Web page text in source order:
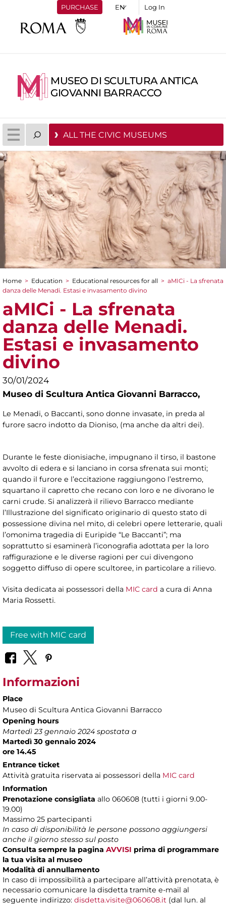
PURCHASE Log In
MUSEO DI SCULTURA ANTICA
GIOVANNI BARRACCO
ALL THE CIVIC MUSEUMS
You are here
Home > Education > Educational resources for all > aMICi - La sfrenata
danza delle Menadi. Estasi e invasamento divino
aMICi - La sfrenata
danza delle Menadi.
Estasi e invasamento
divino
30/01/2024
Museo di Scultura Antica Giovanni Barracco,
Le Menadi, o Baccanti, sono donne invasate, in preda al
furore sacro indotto da Dioniso, (ma anche da altri dei).
Durante le feste dionisiache, impugnano il tirso, il bastone
avvolto di edera e si lanciano in corsa sfrenata sui monti;
quando il furore e l’eccitazione raggiungono l’estremo,
squartano il capretto che recano con loro e ne divorano le
carni crude. Si analizzerà il rilievo Barracco mediante
l’Illustrazione del significato originario di questo stato di
possessione divina nel mito, di celebri opere letterarie, quali
l’omonima tragedia di Euripide “Le Baccanti”; ma
soprattutto si esaminerà l’iconografia adottata per la loro
raffigurazione e le diverse ragioni per cui divengono
soggetto diffuso di opere scultoree, in particolare a rilievo.
Visita dedicata ai possessori della MIC card a cura di Anna
Maria Rossetti.
Free with MIC card
Informazioni
Place
Museo di Scultura Antica Giovanni Barracco
Opening hours
Martedì 23 gennaio 2024 spostata a
Martedì 30 gennaio 2024
ore 14.45
Entrance ticket
Attività gratuita riservata ai possessori della MIC card
Information
Prenotazione consigliata allo 060608 (tutti i giorni 9.00-
19.00)
Massimo 25 partecipanti
In caso di disponibilità le persone possono aggiungersi
anche il giorno stesso sul posto
Consulta sempre la pagina AVVISI prima di programmare
la tua visita al museo
Modalità di annullamento
In caso di impossibilità a partecipare all’attività prenotata, è
necessario comunicare la disdetta tramite e-mail al
seguente indirizzo: disdetta.visite@060608.it (dal lun. al